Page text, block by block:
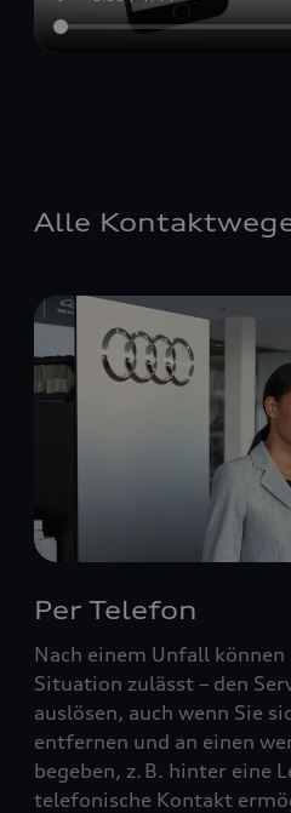
Alle
Per Telefon
Nach einem Unfall können
Situation zulässt – den
auslösen, auch wenn Sie
entfernen und an einen
begeben, z. B. hinter eine
telefonische Kontakt